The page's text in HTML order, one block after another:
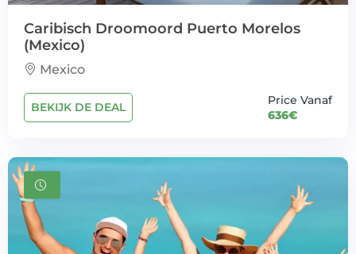
Caribisch Droomoord Puerto Morelos
(Mexico)
Mexico
BEKIJK DE DEAL
Price Vanaf
636€